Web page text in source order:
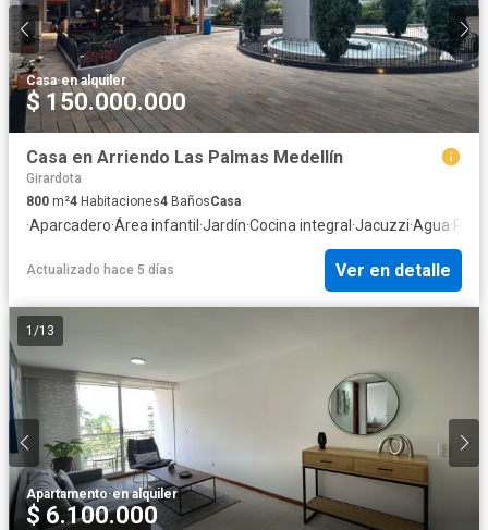
Casa·en alquiler
$ 150.000.000
Casa en Arriendo Las Palmas Medellín
Girardota
800 m²4 Habitaciones4 BañosCasa
·Aparcadero·Área infantil ·Jardín·Cocina integral ·Jacuzzi·Agua·Patio
Actualizado hace 5 días Ver en detalle
1 /13
Apartamento·en alquiler
$ 6.100.000